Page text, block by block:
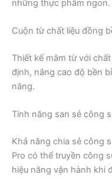
những thực phẩm ngon.
Cuộn từ chất liệu đồng
Thiết kế mâm từ với
định, nâng cao độ bền
năng.
Tính năng san sẻ công
Khả năng chia sẻ công
Pro có thể truyền công
hiệu năng vận hành khi